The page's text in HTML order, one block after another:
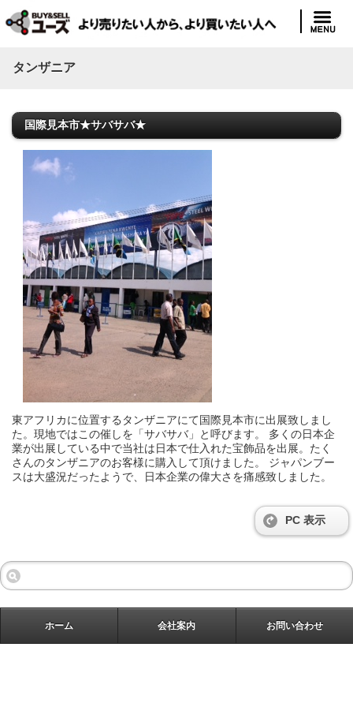
タンザニア
国際見本市★サバサバ★
東アフリカに位置するタンザニアにて国際見本市に出展致しまし
た。現地ではこの催しを「サバサバ」と呼びます。 多くの日本企
業が出展している中で当社は日本で仕入れた宝飾品を出展。たく
さんのタンザニアのお客様に購入して頂けました。 ジャパンブー
スは大盛況だったようで、日本企業の偉大さを痛感致しました。
PC 表示
ホーム 会社案内 お問い合わせ